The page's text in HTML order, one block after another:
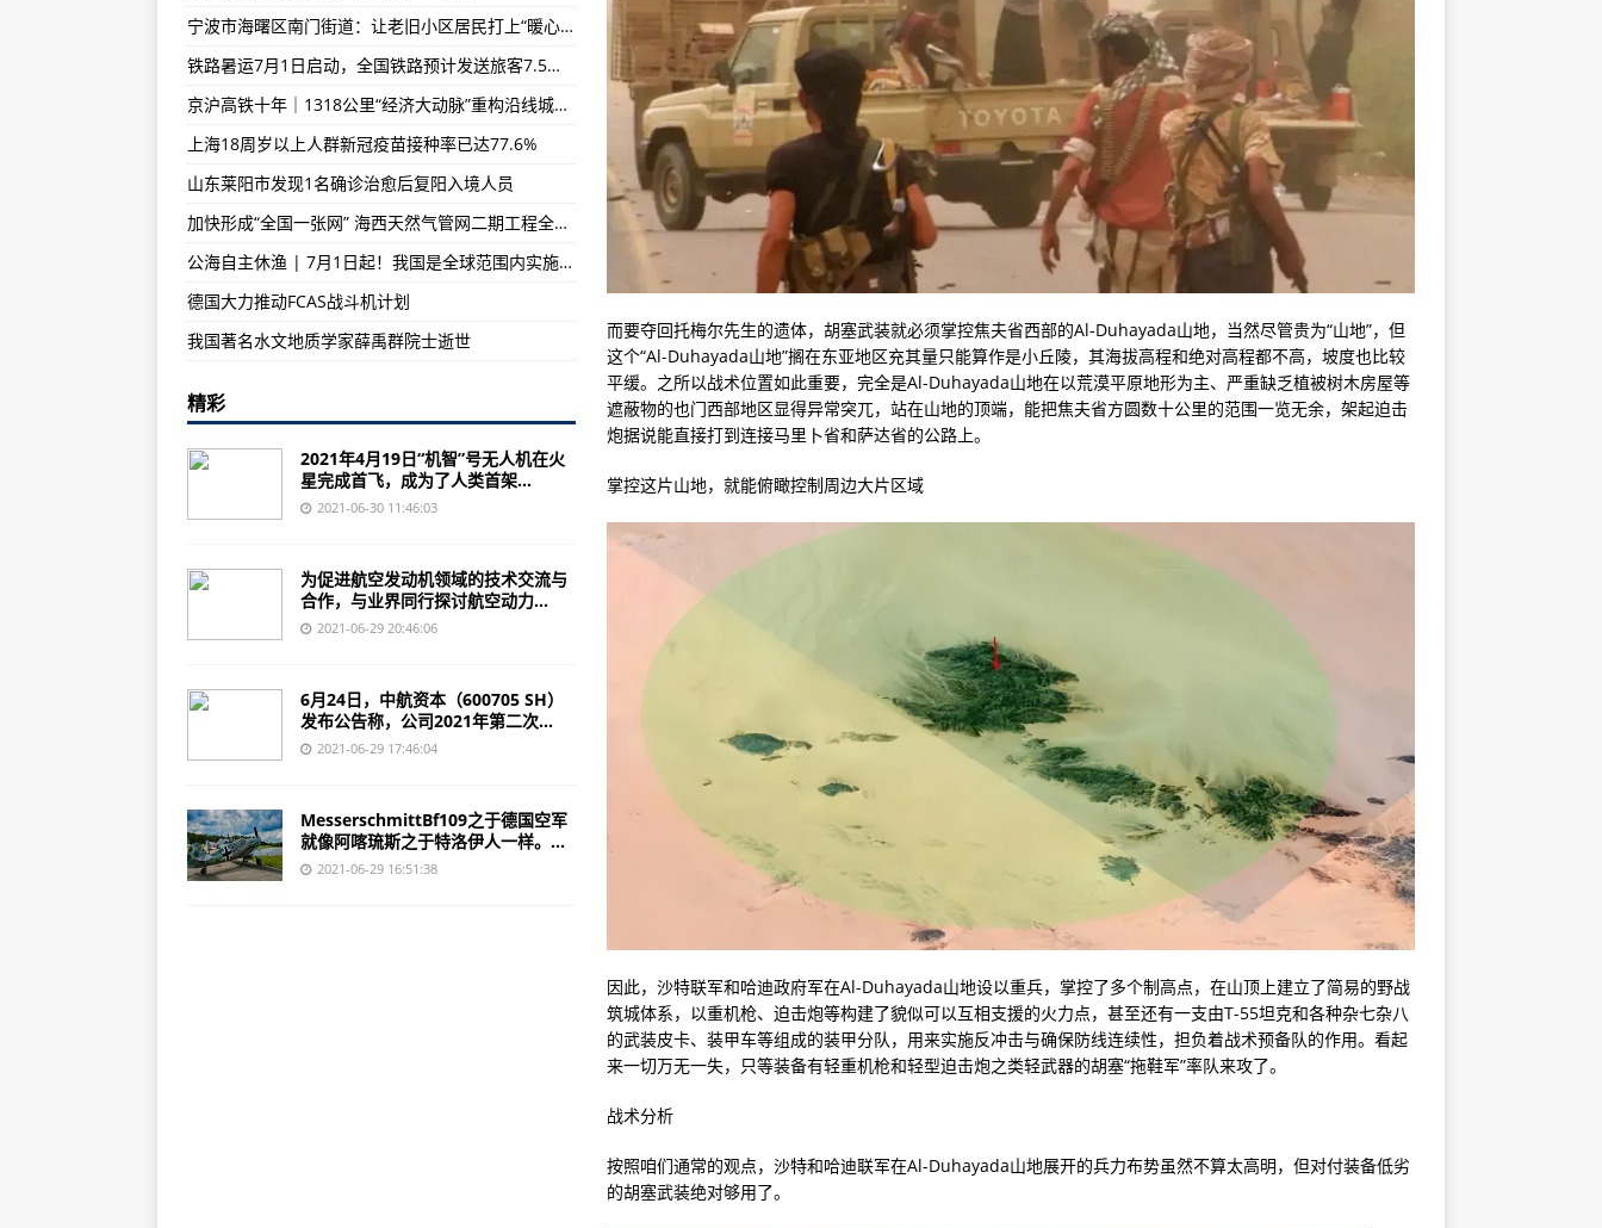
让非物质文化遗产“活”起来
上海18周岁以上人群新冠疫苗接种率已达77.6%
现场实拍！胡塞武装坐着皮卡、扛着AK，追着沙特坦克满地跑
俄首次试航世界最大核潜艇！几天前曾与英国海军黑海对峙
首次完成全舰抗冲击试验的美“福特”号航母，距实战部署有多远？
而要夺回托梅尔先生的遗体，胡塞武装就必须掌控焦夫省西部的Al-Duhayada山地，当然尽管贵为“山地”，但
这个“Al-Duhayada山地”搁在东亚地区充其量只能算作是小丘陵，其海拔高程和绝对高程都不高，坡度也比较
平缓。之所以战术位置如此重要，完全是Al-Duhayada山地在以荒漠平原地形为主、严重缺乏植被树木房屋等
遮蔽物的也门西部地区显得异常突兀，站在山地的顶端，能把焦夫省方圆数十公里的范围一览无余，架起迫击
炮据说能直接打到连接马里卜省和萨达省的公路上。
掌控这片山地，就能俯瞰控制周边大片区域
因此，沙特联军和哈迪政府军在Al-Duhayada山地设以重兵，掌控了多个制高点，在山顶上建立了简易的野战
筑城体系，以重机枪、迫击炮等构建了貌似可以互相支援的火力点，甚至还有一支由T-55坦克和各种杂七杂八
的武装皮卡、装甲车等组成的装甲分队，用来实施反冲击与确保防线连续性，担负着战术预备队的作用。看起
来一切万无一失，只等装备有轻重机枪和轻型迫击炮之类轻武器的胡塞“拖鞋军”率队来攻了。
战术分析
按照咱们通常的观点，沙特和哈迪联军在Al-Duhayada山地展开的兵力布势虽然不算太高明，但对付装备低劣
的胡塞武装绝对够用了。
宁波市海曙区南门街道：让老旧小区居民打上“暖心”疫苗
铁路暑运7月1日启动，全国铁路预计发送旅客7.5亿人次
京沪高铁十年｜1318公里“经济大动脉”重构沿线城市版图
上海18周岁以上人群新冠疫苗接种率已达77.6%
山东莱阳市发现1名确诊治愈后复阳入境人员
加快形成“全国一张网” 海西天然气管网二期工程全面开工建设
公海自主休渔 | 7月1日起！我国是全球范围内实施公海自主休渔措施的首个国家
德国大力推动FCAS战斗机计划
我国著名水文地质学家薛禹群院士逝世
精彩
2021年4月19日“机智”号无人机在火
星完成首飞，成为了人类首架...
2021-06-30 11:46:03
为促进航空发动机领域的技术交流与
合作，与业界同行探讨航空动力...
2021-06-29 20:46:06
6月24日，中航资本（600705 SH）
发布公告称，公司2021年第二次...
2021-06-29 17:46:04
MesserschmittBf109之于德国空军
就像阿喀琉斯之于特洛伊人一样。...
2021-06-29 16:51:38